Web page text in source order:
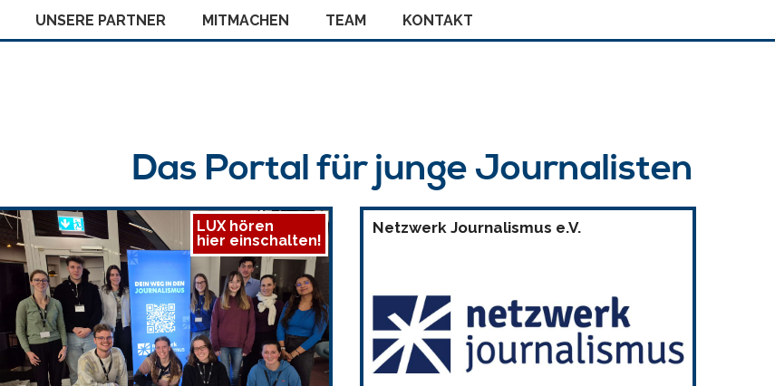
UNSERE PARTNER MITMACHEN TEAM KONTAKT
Das Portal für junge Journalisten
LUX hören
hier einschalten!
Netzwerk Journalismus e.V.